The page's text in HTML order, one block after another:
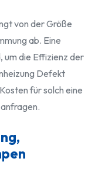
von der Größe
ab. Eine
um die Effizienz der
Defekt
für solch eine
anfragen.